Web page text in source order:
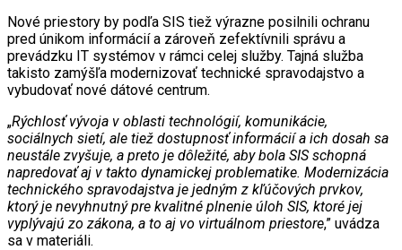
Nové priestory by podľa SIS tiež výrazne posilnili ochranu
pred únikom informácií a zároveň zefektívnili správu a
prevádzku IT systémov v rámci celej služby. Tajná služba
takisto zamýšľa modernizovať technické spravodajstvo a
vybudovať nové dátové centrum.
„Rýchlosť vývoja v oblasti technológií, komunikácie,
sociálnych sietí, ale tiež dostupnosť informácií a ich dosah sa
neustále zvyšuje, a preto je dôležité, aby bola SIS schopná
napredovať aj v takto dynamickej problematike. Modernizácia
technického spravodajstva je jedným z kľúčových prvkov,
ktorý je nevyhnutný pre kvalitné plnenie úloh SIS, ktoré jej
vyplývajú zo zákona, a to aj vo virtuálnom priestore,” uvádza
sa v materiáli.